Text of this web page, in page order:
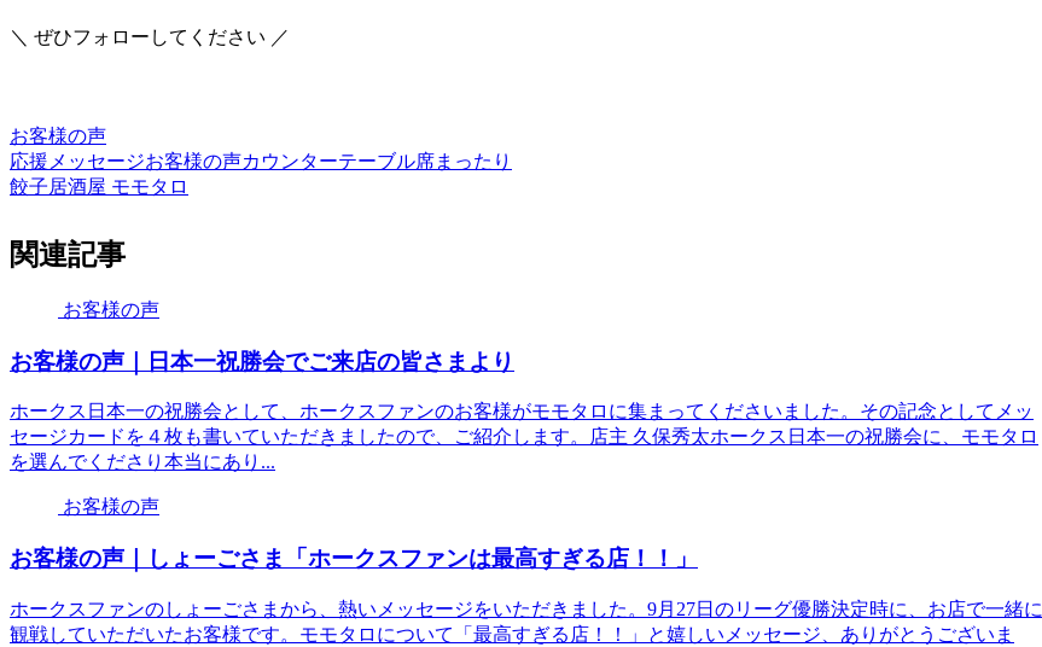
＼ ぜひフォローしてください ／
お客様の声
応援メッセージお客様の声カウンターテーブル席まったり
餃子居酒屋 モモタロ
関連記事
お客様の声
お客様の声｜日本一祝勝会でご来店の皆さまより
ホークス日本一の祝勝会として、ホークスファンのお客様がモモタロに集まってくださいました。その記念としてメッ
セージカードを４枚も書いていただきましたので、ご紹介します。店主 久保秀太ホークス日本一の祝勝会に、モモタロ
を選んでくださり本当にあり...
お客様の声
お客様の声｜しょーごさま「ホークスファンは最高すぎる店！！」
ホークスファンのしょーごさまから、熱いメッセージをいただきました。9月27日のリーグ優勝決定時に、お店で一緒に
観戦していただいたお客様です。モモタロについて「最高すぎる店！！」と嬉しいメッセージ、ありがとうございま